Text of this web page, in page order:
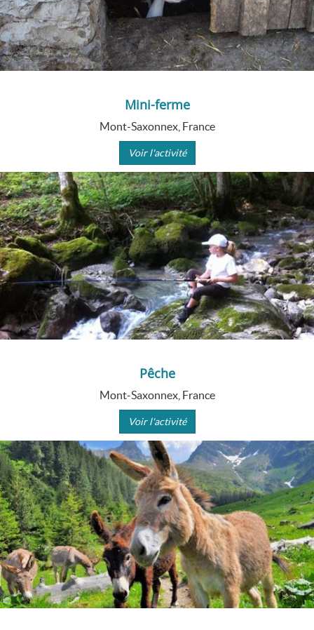
Mini-ferme
Mont-Saxonnex, France
Voir l'activité
Pêche
Mont-Saxonnex, France
Voir l'activité